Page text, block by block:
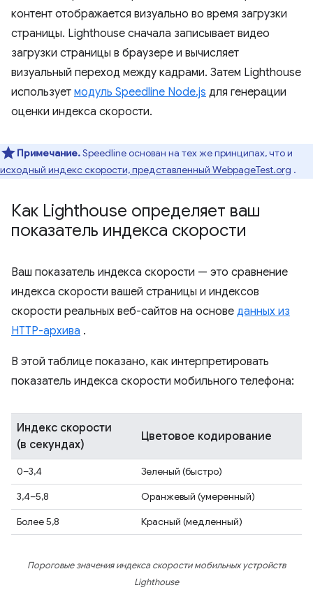
контент отображается визуально во время загрузки
страницы. Lighthouse сначала записывает видео
загрузки страницы в браузере и вычисляет
визуальный переход между кадрами. Затем Lighthouse
использует модуль Speedline Node.js для генерации
оценки индекса скорости.
Примечание.Speedline основан на тех же принципах, что и
исходный индекс скорости, представленный WebpageTest.org .
Как Lighthouse определяет ваш
показатель индекса скорости
Ваш показатель индекса скорости — это сравнение
индекса скорости вашей страницы и индексов
скорости реальных веб-сайтов на основе данных из
HTTP-архива .
В этой таблице показано, как интерпретировать
показатель индекса скорости мобильного телефона:
Индекс скорости
(в секундах)
Цветовое кодирование
0–3,4
Зеленый (быстро)
3,4–5,8
Оранжевый (умеренный)
Более 5,8
Красный (медленный)
Пороговые значения индекса скорости мобильных устройств
Lighthouse